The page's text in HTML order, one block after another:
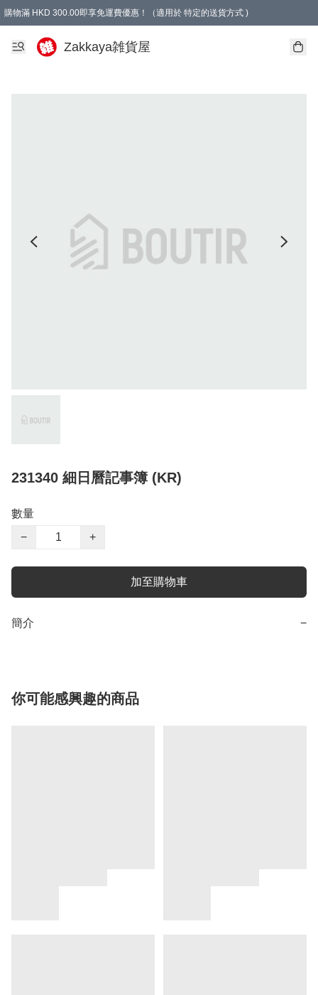
購物滿 HKD 300.00即享免運費優惠！（適用於 特定的送貨方式 )
Zakkaya雑貨屋
231340 細日曆記事簿 (KR)
數量
−
+
加至購物車
簡介 −
你可能感興趣的商品